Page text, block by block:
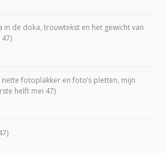
in de doka, trouwtekst en het gewicht van
fotoplakker en foto’s pletten, mijn
helft mei 47)